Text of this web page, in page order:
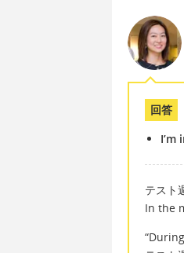
回答
I’m
テスト
In the